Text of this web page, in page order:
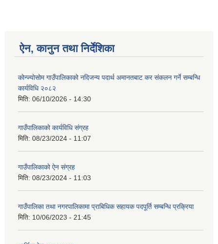
ऐन, कानुन तथा निर्देशिका
कोन्ज्योसोम गाउँपालिकाको नदिजन्य पदार्थ अमानतबाट कर संकलन गर्ने सम्बन्धि
कार्यविधि २०८२
मिति: 06/10/2026 - 14:30
गाउँपालिकाको कार्यविधि संग्रह
मिति: 08/23/2024 - 11:07
गाउँपालिकाको ऐन संग्रह
मिति: 08/23/2024 - 11:03
गाउँपालिका तथा नगरपालिकामा प्राबिधिक सहायक पदपूर्ति सम्बन्धि प्रक्रिया
मिति: 10/06/2023 - 21:45